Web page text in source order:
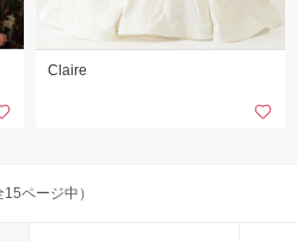
Claire
15ページ中）